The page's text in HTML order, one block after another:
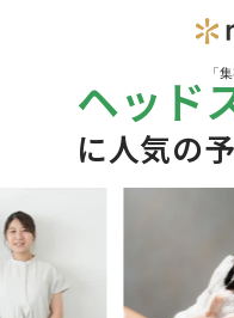
「
ヘッド
に人気の